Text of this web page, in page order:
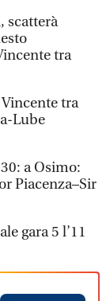
scatterà
tra
tra
Lube
a Osimo:
Piacenza–Sir
gara 5 l’11